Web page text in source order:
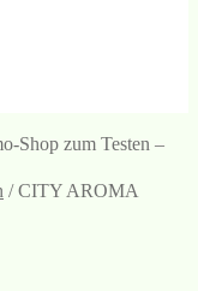
Shop zum Testen –
/CITY AROMA